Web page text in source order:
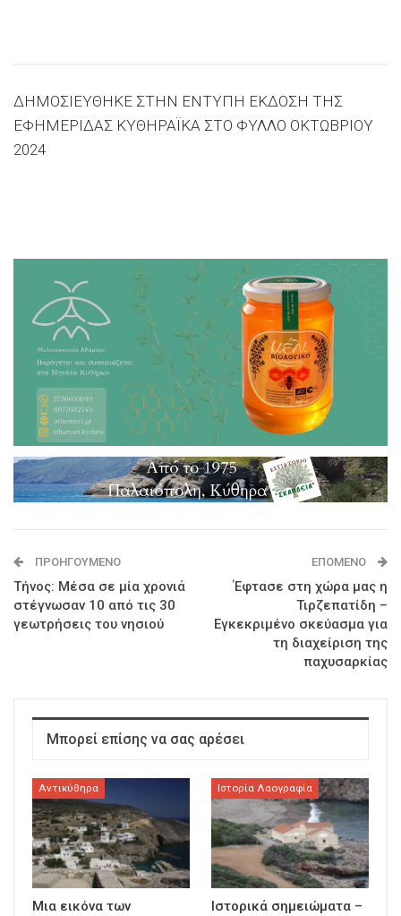
ΔΗΜΟΣΙΕΥΘΗΚΕ ΣΤΗΝ ΕΝΤΥΠΗ ΕΚΔΟΣΗ ΤΗΣ
ΕΦΗΜΕΡΙΔΑΣ ΚΥΘΗΡΑΪΚΑ ΣΤΟ ΦΥΛΛΟ ΟΚΤΩΒΡΙΟΥ
2024
ΠΡΟΗΓΟΎΜΕΝΟ
Τήνος: Μέσα σε μία χρονιά
στέγνωσαν 10 από τις 30
γεωτρήσεις του νησιού
ΕΠΌΜΕΝΟ
Έφτασε στη χώρα μας η
Τιρζεπατίδη –
Εγκεκριμένο σκεύασμα για
τη διαχείριση της
παχυσαρκίας
Μπορεί επίσης να σας αρέσει
Αντικύθηρα
Μια εικόνα των
Ιστορία Λαογραφία
Ιστορικά σημειώματα –